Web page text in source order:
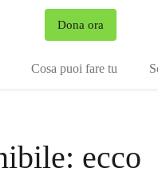
Dona ora
Cosa puoi fare tu
ecco